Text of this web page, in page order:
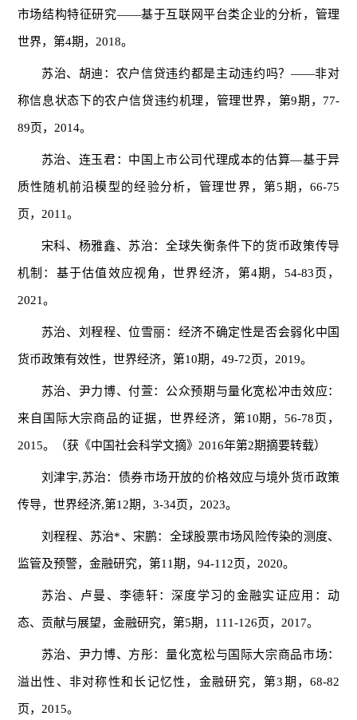
市场结构特征研究——基于互联网平台类企业的分析，管理
世界，第4期，2018。
苏治、胡迪：农户信贷违约都是主动违约吗？——非对
称信息状态下的农户信贷违约机理，管理世界，第9期，77-
89页，2014。
苏治、连玉君：中国上市公司代理成本的估算—基于异
质性随机前沿模型的经验分析，管理世界，第5期，66-75
页，2011。
宋科、杨雅鑫、苏治：全球失衡条件下的货币政策传导
机制：基于估值效应视角，世界经济，第4期，54-83页，
2021。
苏治、刘程程、位雪丽：经济不确定性是否会弱化中国
货币政策有效性，世界经济，第10期，49-72页，2019。
苏治、尹力博、付萱：公众预期与量化宽松冲击效应：
来自国际大宗商品的证据，世界经济，第10期，56-78页，
2015。（获《中国社会科学文摘》2016年第2期摘要转载）
刘津宇,苏治：债券市场开放的价格效应与境外货币政策
传导，世界经济,第12期，3-34页，2023。
刘程程、苏治*、宋鹏：全球股票市场风险传染的测度、
监管及预警，金融研究，第11期，94-112页，2020。
苏治、卢曼、李德轩：深度学习的金融实证应用：动
态、贡献与展望，金融研究，第5期，111-126页，2017。
苏治、尹力博、方彤：量化宽松与国际大宗商品市场：
溢出性、非对称性和长记忆性，金融研究，第3期，68-82
页，2015。